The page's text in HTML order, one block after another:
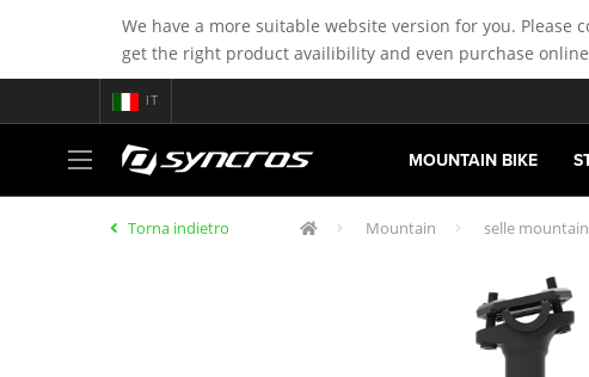
We have a more suitable website version for you. Please
get the right product availibility and even purchase
IT
MOUNTAIN BIKE
Torna indietro Mountain selle